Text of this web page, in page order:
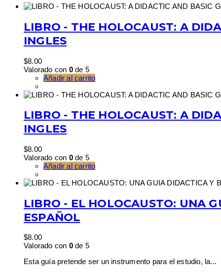
LIBRO - THE HOLOCAUST: A
INGLES
$8.00
Valorado con 0de 5
Añadir al carrito
LIBRO - THE HOLOCAUST: A
INGLES
$8.00
Valorado con 0de 5
Añadir al carrito
LIBRO - EL HOLOCAUSTO: UNA
ESPAÑOL
$8.00
Valorado con 0de 5
Esta guía pretende ser un instrumento para el estudio, la...